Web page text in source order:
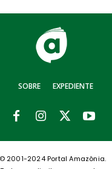
SOBRE EXPEDIENTE
© 2001-2024 Portal Amazônia.